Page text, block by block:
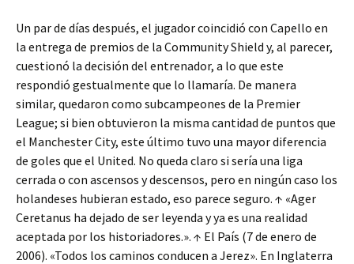
Un par de días después, el jugador coincidió con Capello en
la entrega de premios de la Community Shield y, al parecer,
cuestionó la decisión del entrenador, a lo que este
respondió gestualmente que lo llamaría. De manera
similar, quedaron como subcampeones de la Premier
League; si bien obtuvieron la misma cantidad de puntos que
el Manchester City, este último tuvo una mayor diferencia
de goles que el United. No queda claro si sería una liga
cerrada o con ascensos y descensos, pero en ningún caso los
holandeses hubieran estado, eso parece seguro. ↑ «Ager
Ceretanus ha dejado de ser leyenda y ya es una realidad
aceptada por los historiadores.». ↑ El País (7 de enero de
2006). «Todos los caminos conducen a Jerez». En Inglaterra